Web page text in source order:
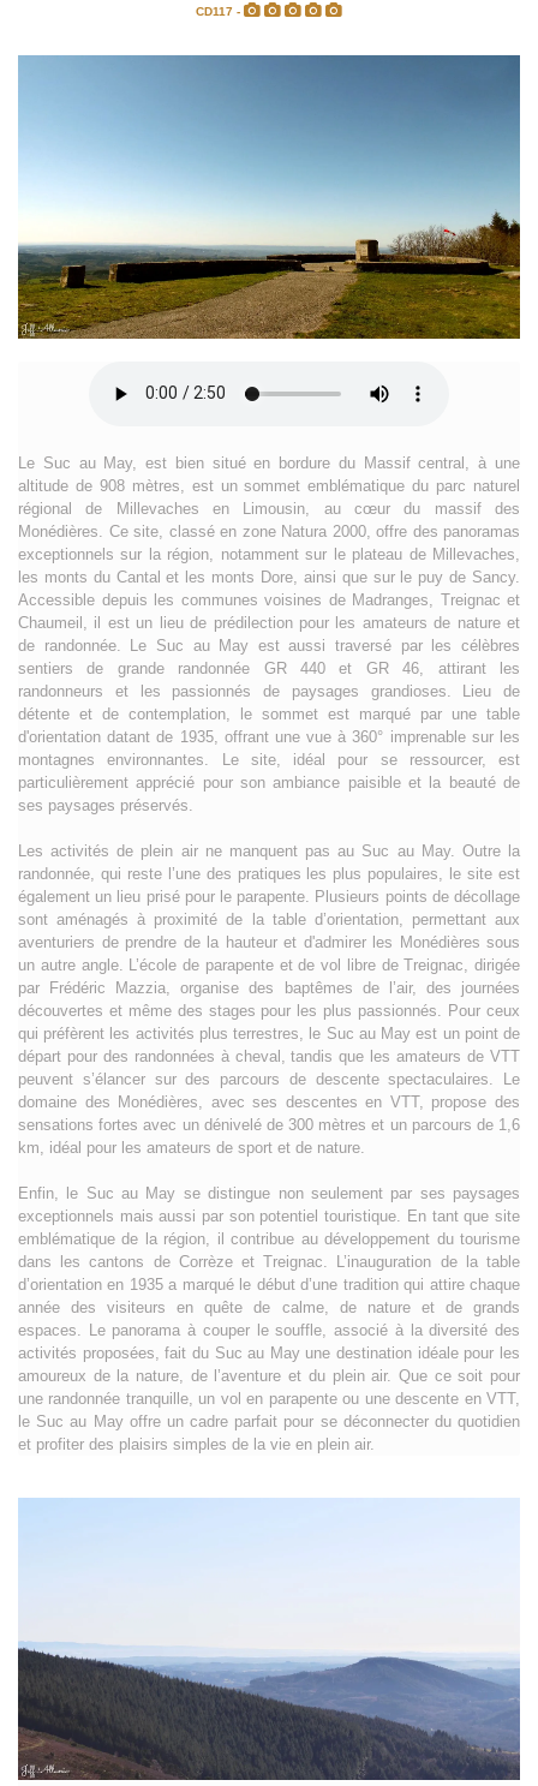
CD117 -
Le Suc au May, est bien situé en bordure du Massif central, à une
altitude de 908 mètres, est un sommet emblématique du parc naturel
régional de Millevaches en Limousin, au cœur du massif des
Monédières. Ce site, classé en zone Natura 2000, offre des panoramas
exceptionnels sur la région, notamment sur le plateau de Millevaches,
les monts du Cantal et les monts Dore, ainsi que sur le puy de Sancy.
Accessible depuis les communes voisines de Madranges, Treignac et
Chaumeil, il est un lieu de prédilection pour les amateurs de nature et
de randonnée. Le Suc au May est aussi traversé par les célèbres
sentiers de grande randonnée GR 440 et GR 46, attirant les
randonneurs et les passionnés de paysages grandioses. Lieu de
détente et de contemplation, le sommet est marqué par une table
d'orientation datant de 1935, offrant une vue à 360° imprenable sur les
montagnes environnantes. Le site, idéal pour se ressourcer, est
particulièrement apprécié pour son ambiance paisible et la beauté de
ses paysages préservés.
Les activités de plein air ne manquent pas au Suc au May. Outre la
randonnée, qui reste l’une des pratiques les plus populaires, le site est
également un lieu prisé pour le parapente. Plusieurs points de décollage
sont aménagés à proximité de la table d’orientation, permettant aux
aventuriers de prendre de la hauteur et d'admirer les Monédières sous
un autre angle. L’école de parapente et de vol libre de Treignac, dirigée
par Frédéric Mazzia, organise des baptêmes de l’air, des journées
découvertes et même des stages pour les plus passionnés. Pour ceux
qui préfèrent les activités plus terrestres, le Suc au May est un point de
départ pour des randonnées à cheval, tandis que les amateurs de VTT
peuvent s’élancer sur des parcours de descente spectaculaires. Le
domaine des Monédières, avec ses descentes en VTT, propose des
sensations fortes avec un dénivelé de 300 mètres et un parcours de 1,6
km, idéal pour les amateurs de sport et de nature.
Enfin, le Suc au May se distingue non seulement par ses paysages
exceptionnels mais aussi par son potentiel touristique. En tant que site
emblématique de la région, il contribue au développement du tourisme
dans les cantons de Corrèze et Treignac. L’inauguration de la table
d’orientation en 1935 a marqué le début d’une tradition qui attire chaque
année des visiteurs en quête de calme, de nature et de grands
espaces. Le panorama à couper le souffle, associé à la diversité des
activités proposées, fait du Suc au May une destination idéale pour les
amoureux de la nature, de l’aventure et du plein air. Que ce soit pour
une randonnée tranquille, un vol en parapente ou une descente en VTT,
le Suc au May offre un cadre parfait pour se déconnecter du quotidien
et profiter des plaisirs simples de la vie en plein air.